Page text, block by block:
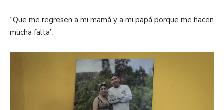
“Que me regresen a mi mamá y a mi papá porque me hacen
mucha falta”.